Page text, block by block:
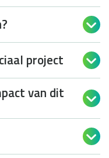

project 
van dit 
